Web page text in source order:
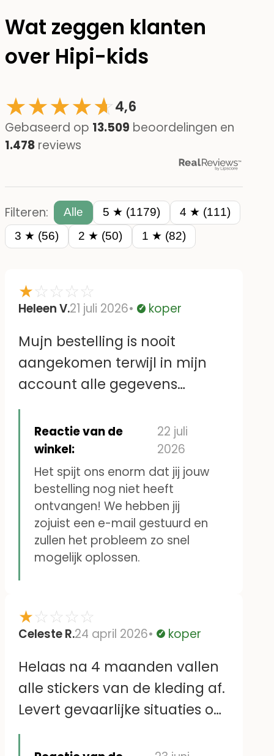
Wat zeggen klanten
over Hipi-kids
★★★★☆
★4,6
Gebaseerd op 13.509 beoordelingen en
1.478 reviews
Filteren: Alle 5 ★ (1179)
4 ★ (111)
3 ★ (56)
2 ★ (50) 1 ★ (82)
★☆☆☆☆
Heleen V.21 juli 2026 Geverifieerd
koper
Mujn bestelling is nooit
aangekomen terwijl in mijn
account alle gegevens
kloppen.Ik heb ook al eerder
naamstickers voor mijn vader
besteld. Vervolgens is er geen
contact met jullie te krijgen
omdat het mailadres niet
klopt.
Heleen Veldhuijs
Reactie van de
winkel:
22 juli
2026
Het spijt ons enorm dat jij jouw
bestelling nog niet heeft
ontvangen! We hebben jij
zojuist een e-mail gestuurd en
zullen het probleem zo snel
mogelijk oplossen.
★☆☆☆☆
Celeste R.24 april 2026 Geverifieerd
koper
Helaas na 4 maanden vallen
alle stickers van de kleding af.
Levert gevaarlijke situaties op
zoals losse stickers in het